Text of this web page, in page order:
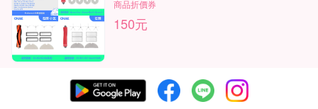
商品折價券
150元